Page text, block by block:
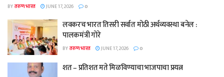
BYतरुण भारत JUNE 17, 2026 0
लवकरच भारत तिसरी सर्वात मोठी अर्थव्यवस्था बनेल :
पालकमंत्री गोरे
BYतरुण भारत JUNE 17, 2026 0
शत – प्रतिशत मते मिळविण्याचा भाजपाचा प्रयत्न